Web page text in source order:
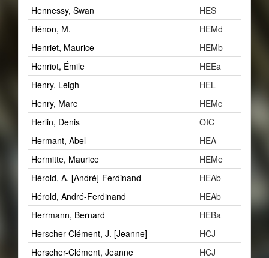
Hennessy, Swan
HES
Hénon, M.
HEMd
Henriet, Maurice
HEMb
Henriot, Émile
HEEa
Henry, Leigh
HEL
Henry, Marc
HEMc
Herlin, Denis
OIC
Hermant, Abel
HEA
Hermitte, Maurice
HEMe
Hérold, A. [André]-Ferdinand
HEAb
Hérold, André-Ferdinand
HEAb
Herrmann, Bernard
HEBa
Herscher-Clément, J. [Jeanne]
HCJ
Herscher-Clément, Jeanne
HCJ